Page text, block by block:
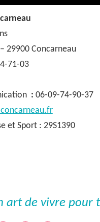
29900 Concarneau
71-03
: 06-09-74-90-37
et Sport : 29S1390
art de vivre pour